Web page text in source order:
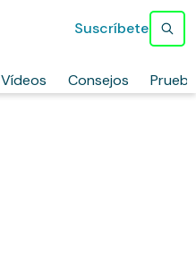
Vídeos Consejos
Suscríbete